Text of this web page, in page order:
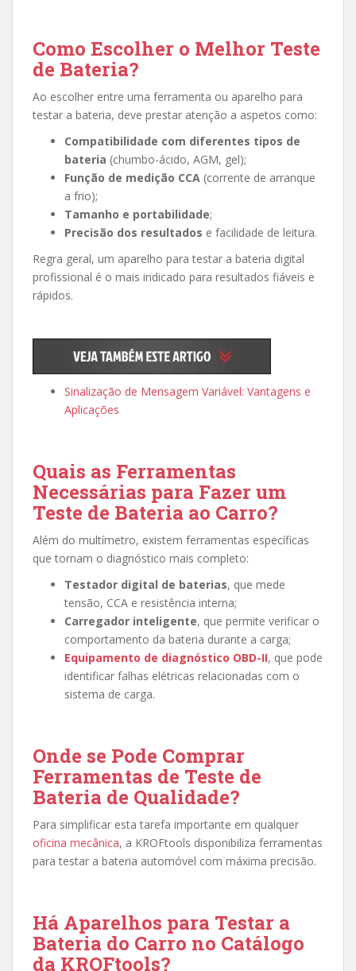
Como Escolher o Melhor Teste
de Bateria?
Ao escolher entre uma ferramenta ou aparelho para
testar a bateria, deve prestar atenção a aspetos como:
Compatibilidade com diferentes tipos de
bateria (chumbo-ácido, AGM, gel);
Função de medição CCA (corrente de arranque
a frio);
Tamanho e portabilidade;
Precisão dos resultados e facilidade de leitura.
Regra geral, um aparelho para testar a bateria digital
profissional é o mais indicado para resultados fiáveis e
rápidos.
Sinalização de Mensagem Variável: Vantagens e
Aplicações
Quais as Ferramentas
Necessárias para Fazer um
Teste de Bateria ao Carro?
Além do multímetro, existem ferramentas específicas
que tornam o diagnóstico mais completo:
Testador digital de baterias, que mede
tensão, CCA e resistência interna;
Carregador inteligente, que permite verificar o
comportamento da bateria durante a carga;
Equipamento de diagnóstico OBD-II, que pode
identificar falhas elétricas relacionadas com o
sistema de carga.
Onde se Pode Comprar
Ferramentas de Teste de
Bateria de Qualidade?
Para simplificar esta tarefa importante em qualquer
oficina mecânica, a KROFtools disponibiliza ferramentas
para testar a bateria automóvel com máxima precisão.
Há Aparelhos para Testar a
Bateria do Carro no Catálogo
da KROFtools?